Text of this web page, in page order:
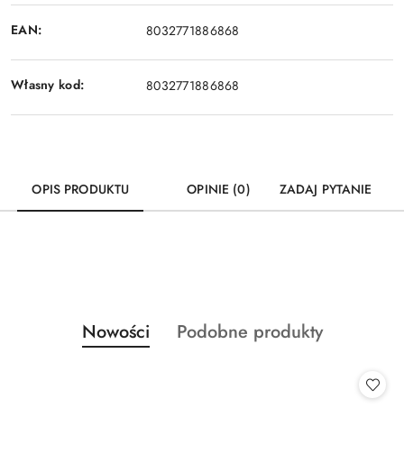
EAN: 8032771886868
Własny kod: 8032771886868
OPIS PRODUKTU OPINIE (0) ZADAJ PYTANIE
Pomiń karuzelę produktów
Produkty
o
Nowości
Produkty
Podobne produkty